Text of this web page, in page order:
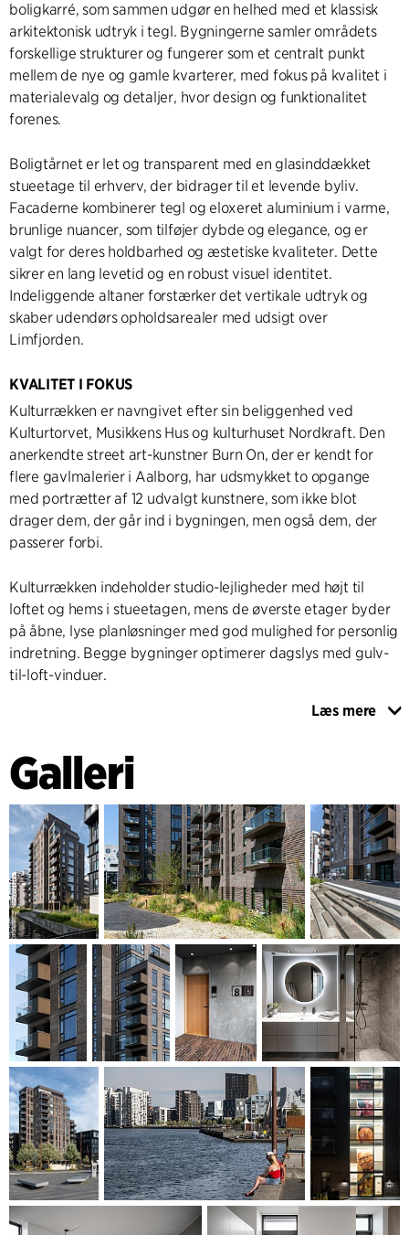
boligkarré, som sammen udgør en helhed med et klassisk
arkitektonisk udtryk i tegl. Bygningerne samler områdets
forskellige strukturer og fungerer som et centralt punkt
mellem de nye og gamle kvarterer, med fokus på kvalitet i
materialevalg og detaljer, hvor design og funktionalitet
forenes.
Boligtårnet er let og transparent med en glasinddækket
stueetage til erhverv, der bidrager til et levende byliv.
Facaderne kombinerer tegl og eloxeret aluminium i varme,
brunlige nuancer, som tilføjer dybde og elegance, og er
valgt for deres holdbarhed og æstetiske kvaliteter. Dette
sikrer en lang levetid og en robust visuel identitet.
Indeliggende altaner forstærker det vertikale udtryk og
skaber udendørs opholdsarealer med udsigt over
Limfjorden.
KVALITET I FOKUS
Kulturrækken er navngivet efter sin beliggenhed ved
Kulturtorvet, Musikkens Hus og kulturhuset Nordkraft. Den
anerkendte street art-kunstner Burn On, der er kendt for
flere gavlmalerier i Aalborg, har udsmykket to opgange
med portrætter af 12 udvalgt kunstnere, som ikke blot
drager dem, der går ind i bygningen, men også dem, der
passerer forbi.
Kulturrækken indeholder studio-lejligheder med højt til
loftet og hems i stueetagen, mens de øverste etager byder
på åbne, lyse planløsninger med god mulighed for personlig
indretning. Begge bygninger optimerer dagslys med gulv-
til-loft-vinduer.
Boligtårnet afsluttes med tagterrasser, der giver beboerne
kvalitetsmaterialer går igen i byggeriets indre med
holdbare gulve i tegl og anvendelsen af træ til indvendigt
inventar og beklædning. Det binder byggeriet sammen som
en helhed og skaber et varmt og trygt miljø sammen med
oplevelsen af kvalitet.
Fællesfaciliteterne inkluderer en foyer og adgang til en grøn
fælleshave. Parkeringskælderen med depot- og
cykelopbevaring er udført i varme farver, træ og ovenlys,
som skaber en lys og tryg atmosfære. Aksholm og
Kulturrækken repræsenterer således et boligbyggeri, hvor
kvalitet, fællesskab og æstetik går hånd i hånd og skaber en
levende bydel.
Læs mere
Galleri